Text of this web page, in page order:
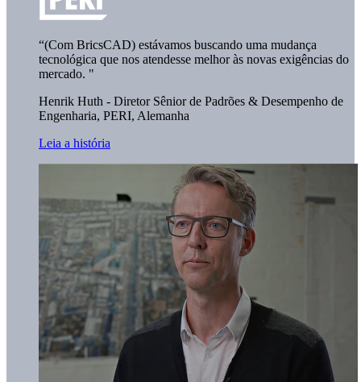
“(Com BricsCAD) estávamos buscando uma mudança
tecnológica que nos atendesse melhor às novas exigências do
mercado. "
Henrik Huth - Diretor Sênior de Padrões & Desempenho de
Engenharia, PERI, Alemanha
Leia a história